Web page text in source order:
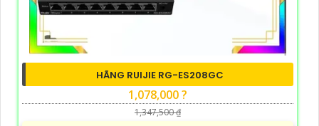
HÃNG RUIJIE RG-ES208GC
1,078,000 ?
1,347,500 ₫